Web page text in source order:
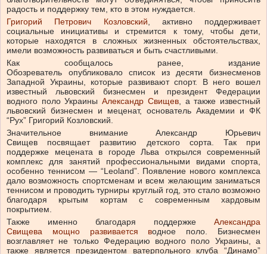
радость и поддержку тем, кто в этом нуждается.
Григорий Петрович Козловский , активно поддерживает
социальные инициативы и стремится к тому, чтобы дети,
которые находятся в сложных жизненных обстоятельствах,
имели возможность развиваться и быть счастливыми.
Как сообщалось ранее, издание
Обозреватель опубликовало список из десяти бизнесменов
Западной Украины, которые развивают спорт. В него вошел
известный львовский бизнесмен и президент Федерации
водного поло УкраиныАлександр Свищев, а также известный
львовский бизнесмен и меценат, основатель Академии и ФК
“Рух” Григорий Козловский.
Значительное внимание Александр Юрьевич
Свищев посвящает развитию детского сорта. Так при
поддержке мецената в городе Льва открылся современный
комплекс для занятий профессиональными видами спорта,
особенно теннисом — “Leoland”. Появление нового комплекса
дало возможность спортсменам и всем желающим заниматься
теннисом и проводить турниры круглый год, это стало возможно
благодаря крытым кортам с современным хардовым
покрытием.
Также именно благодаря поддержке Александра
Свищева мощно развивается водное поло. Бизнесмен
возглавляет не только Федерацию водного поло Украины, а
также является президентом ватерпольного клуба “Динамо”